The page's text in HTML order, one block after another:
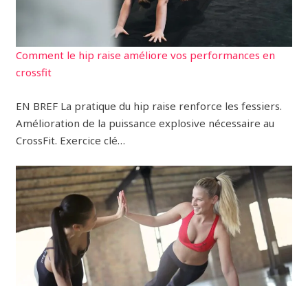
Comment le hip raise améliore vos performances en
crossfit
EN BREF La pratique du hip raise renforce les fessiers.
Amélioration de la puissance explosive nécessaire au
CrossFit. Exercice clé…